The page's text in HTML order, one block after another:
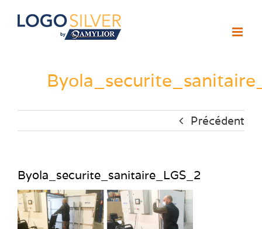
Passer
Précédent
Byola_securite_sanitaire_LGS_2